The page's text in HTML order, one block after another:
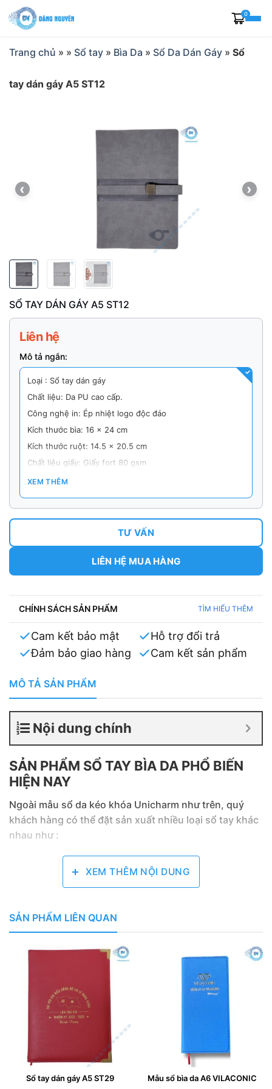
Skip
to
0
Trang chủ » » Sổ tay » Bìa Da » Sổ Da Dán Gáy » Sổ
tay dán gáy A5 ST12
‹ ›
SỔ TAY DÁN GÁY A5 ST12
Liên hệ
Mô tả ngắn:
Loại : Sổ tay dán gáy
Chất liệu: Da PU cao cấp.
Công nghệ in: Ép nhiệt logo độc đáo
Kích thước bìa: 16 x 24 cm
Kích thước ruột: 14.5 x 20.5 cm
Chất liệu giấy: Giấy fort 80 gsm
In ấn: Nhận theo yêu cầu của khách hàng
– Số lượng đặt hàng tối thiểu : 100 quyển/ đơn hàng
– Giá trên website áp dụng khi in từ 200 quyển trở lên.
– Giá cả sẽ thay đổi theo chất liệu, quy cách và số lượng
XEM THÊM
TƯ VẤN
LIÊN HỆ MUA HÀNG
CHÍNH SÁCH SẢN PHẨM TÌM HIỂU THÊM
Cam kết bảo mật
Hỗ trợ đổi trả
Đảm bảo giao hàng
Cam kết sản phẩm
MÔ TẢ SẢN PHẨM
Nội dung chính
SẢN PHẨM SỔ TAY BÌA DA PHỔ BIẾN
HIỆN NAY
Ngoài mẫu sổ da kéo khóa Unicharm như trên, quý
khách hàng có thể đặt sản xuất nhiều loại sổ tay khác
nhau như :
– Sổ da gáy còng (hở còng, lộ còng)
– Sổ da sạc pin đa năng.
Tất cả các sản phẩm đều có thể in logo công ty, in
slogo, thông tin liên hệ lên bìa sổ, ruột sổ. Sử dụng
làm quà tặng doanh nghiệp, quà tặng khách hàng, quà
CÁCH BẢO QUẢN SỔ DA
XEM THÊM NỘI DUNG
SẢN PHẨM LIÊN QUAN
Sổ tay dán gáy A5 ST29 Mẫu sổ bìa da A6 VILACONIC